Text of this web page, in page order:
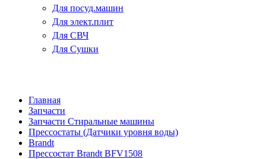
Для посуд.машин
Для элект.плит
Для СВЧ
Для Сушки
Главная
Запчасти
Запчасти Стиральные машины
Прессостаты (Датчики уровня воды)
Brandt
Прессостат Brandt BFV1508